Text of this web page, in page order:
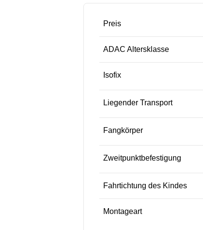
Preis
ADAC Altersklasse
Isofix
Liegender Transport
Fangkörper
Zweitpunktbefestigung
Fahrtichtung des Kindes
Montageart